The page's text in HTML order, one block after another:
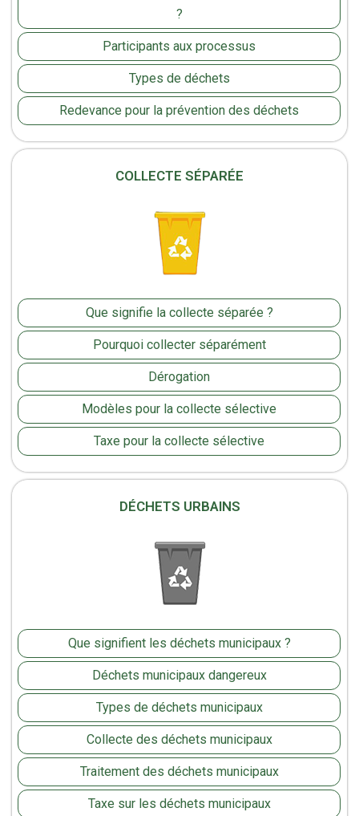
?
Participants aux processus
Types de déchets
Redevance pour la prévention des déchets
COLLECTE SÉPARÉE
Que signifie la collecte séparée ?
Pourquoi collecter séparément
Dérogation
Modèles pour la collecte sélective
Taxe pour la collecte sélective
DÉCHETS URBAINS
Que signifient les déchets municipaux ?
Déchets municipaux dangereux
Types de déchets municipaux
Collecte des déchets municipaux
Traitement des déchets municipaux
Taxe sur les déchets municipaux